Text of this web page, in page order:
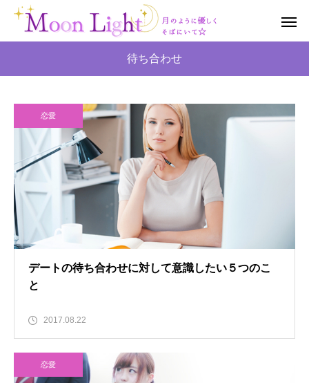
待ち合わせ
恋愛
デートの待ち合わせに対して意識したい５つのこ
と
2017.08.22
恋愛